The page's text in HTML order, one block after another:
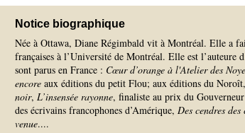
Notice biographique
Née à Ottawa, Diane Régimbald vit à Montréal. Elle a
françaises à l’Université de Montréal. Elle est l’auteure
sont parus en France : Cœur d’orange à l'Atelier des
encore aux éditions du petit Flou; aux éditions du
noir, L’insensée rayonne, finaliste au prix du
des écrivains francophones d’Amérique, Des cendres des
venue....